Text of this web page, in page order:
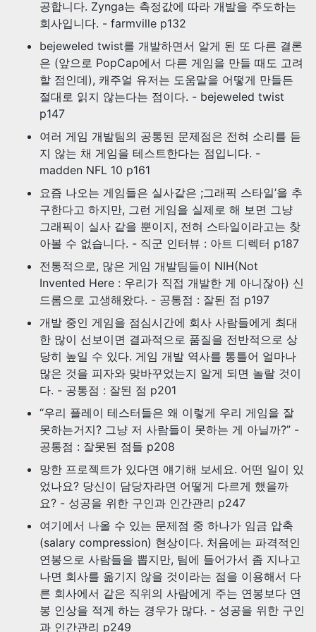
공합니다. Zynga는 측정값에 따라 개발을 주도하는
회사입니다. - farmville p132
bejeweled twist를 개발하면서 알게 된 또 다른 결론
은 (앞으로 PopCap에서 다른 게임을 만들 때도 고려
할 점인데), 캐주얼 유저는 도움말을 어떻게 만들든
절대로 읽지 않는다는 점이다. - bejeweled twist
p147
여러 게임 개발팀의 공통된 문제점은 전혀 소리를 듣
지 않는 채 게임을 테스트한다는 점입니다. -
madden NFL 10 p161
요즘 나오는 게임들은 실사같은 ;그래픽 스타일’을 추
구한다고 하지만, 그런 게임을 실제로 해 보면 그냥
그래픽이 실사 같을 뿐이지, 전혀 스타일이라고는 찾
아볼 수 없습니다. - 직군 인터뷰 : 아트 디렉터 p187
전통적으로, 많은 게임 개발팀들이 NIH(Not
Invented Here : 우리가 직접 개발한 게 아니잖아) 신
드롬으로 고생해왔다. - 공통점 : 잘된 점 p197
개발 중인 게임을 점심시간에 회사 사람들에게 최대
한 많이 선보이면 결과적으로 품질을 전반적으로 상
당히 높일 수 있다. 게임 개발 역사를 통틀어 얼마나
많은 것을 피자와 맞바꾸었는지 알게 되면 놀랄 것이
다. - 공통점 : 잘된 점 p201
“우리 플레이 테스터들은 왜 이렇게 우리 게임을 잘
못하는거지? 그냥 저 사람들이 못하는 게 아닐까?” -
공통점 : 잘못된 점들 p208
망한 프로젝트가 있다면 얘기해 보세요. 어떤 일이 있
었나요? 당신이 담당자라면 어떻게 다르게 했을까
요? - 성공을 위한 구인과 인간관리 p247
여기에서 나올 수 있는 문제점 중 하나가 임금 압축
(salary compression) 현상이다. 처음에는 파격적인
연봉으로 사람들을 뽑지만, 팀에 들어가서 좀 지나고
나면 회사를 옮기지 않을 것이라는 점을 이용해서 다
른 회사에서 같은 직위의 사람에게 주는 연봉보다 연
봉 인상을 적게 하는 경우가 많다. - 성공을 위한 구인
과 인간관리 p249